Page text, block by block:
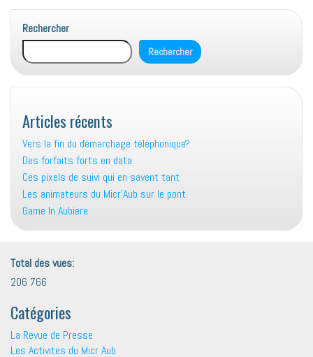
Rechercher
Rechercher
Articles récents
Vers la fin du démarchage téléphonique?
Des forfaits forts en data
Ces pixels de suivi qui en savent tant
Les animateurs du Micr’Aub sur le pont
Game In Aubiere
Total des vues:
206 766
Catégories
La Revue de Presse
Les Activites du Micr Aub